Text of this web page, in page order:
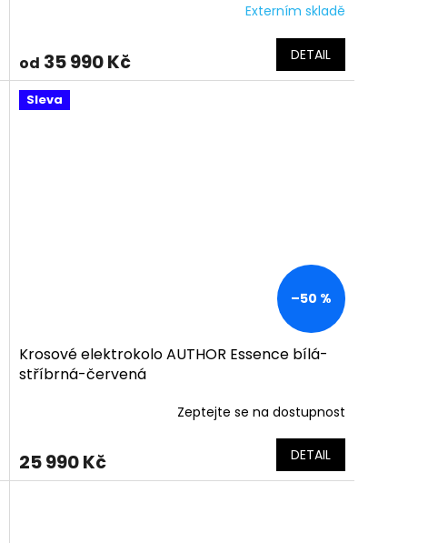
Externím skladě
od 35 990 Kč DETAIL
Sleva
–50 %
Krosové elektrokolo AUTHOR Essence bílá-
stříbrná-červená
Zeptejte se na dostupnost
25 990 Kč DETAIL